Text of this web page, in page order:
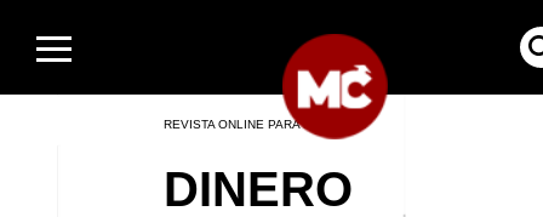
REVISTA ONLINE PARA HOMBRES
DINERO